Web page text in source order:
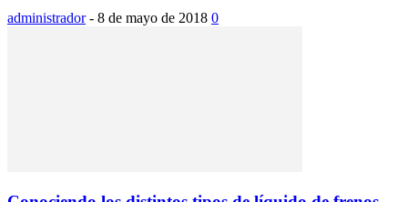
administrador - 8 de mayo de 2018 0